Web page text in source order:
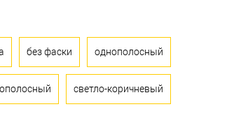
без фаски однополосный
светло-коричневый